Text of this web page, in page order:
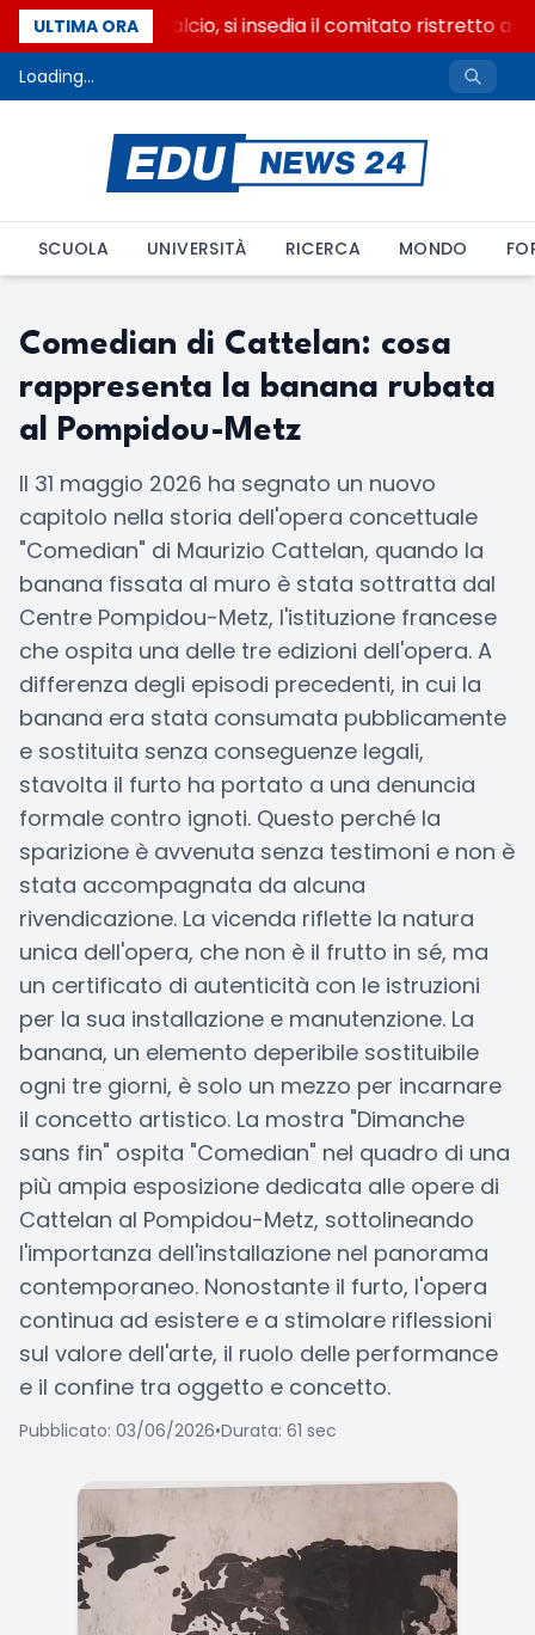
ULTIMA ORA
Riforma del calcio, si insedia il comitato ristretto al
Loading...
SCUOLA UNIVERSITÀ RICERCA MONDO
Comedian di Cattelan: cosa
rappresenta la banana rubata
al Pompidou-Metz
Il 31 maggio 2026 ha segnato un nuovo
capitolo nella storia dell'opera concettuale
"Comedian" di Maurizio Cattelan, quando la
banana fissata al muro è stata sottratta dal
Centre Pompidou-Metz, l'istituzione francese
che ospita una delle tre edizioni dell'opera. A
differenza degli episodi precedenti, in cui la
banana era stata consumata pubblicamente
e sostituita senza conseguenze legali,
stavolta il furto ha portato a una denuncia
formale contro ignoti. Questo perché la
sparizione è avvenuta senza testimoni e non è
stata accompagnata da alcuna
rivendicazione. La vicenda riflette la natura
unica dell'opera, che non è il frutto in sé, ma
un certificato di autenticità con le istruzioni
per la sua installazione e manutenzione. La
banana, un elemento deperibile sostituibile
ogni tre giorni, è solo un mezzo per incarnare
il concetto artistico. La mostra "Dimanche
sans fin" ospita "Comedian" nel quadro di una
più ampia esposizione dedicata alle opere di
Cattelan al Pompidou-Metz, sottolineando
l'importanza dell'installazione nel panorama
contemporaneo. Nonostante il furto, l'opera
continua ad esistere e a stimolare riflessioni
sul valore dell'arte, il ruolo delle performance
e il confine tra oggetto e concetto.
Pubblicato: 03/06/2026•Durata: 61 sec